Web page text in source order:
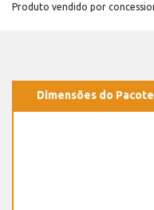
Produto vendido por
Dimensões do Pacote